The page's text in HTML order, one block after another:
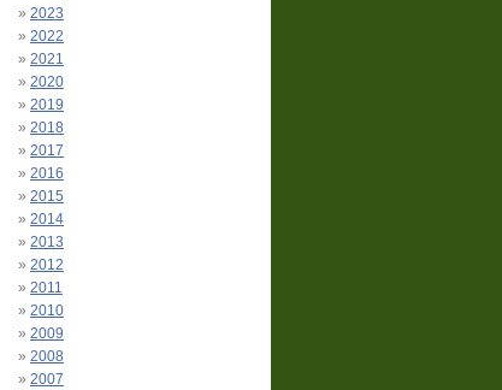
2023
2022
2021
2020
2019
2018
2017
2016
2015
2014
2013
2012
2011
2010
2009
2008
2007